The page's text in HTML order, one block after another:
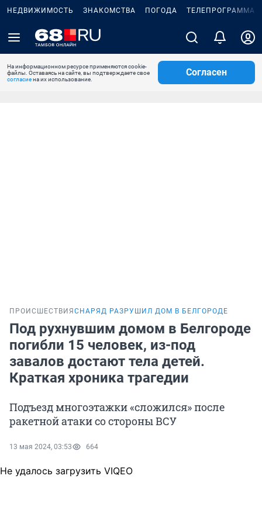
НЕДВИЖИМОСТЬ ЗНАКОМСТВА ПОГОДА ТЕЛЕПРОГРАММА
На информационном ресурсе применяются cookie-
файлы. Оставаясь на сайте, вы подтверждаете свое
согласиена их использование.
Согласен
ПРОИСШЕСТВИЯ СНАРЯД РАЗРУШИЛ ДОМ В БЕЛГОРОДЕ
Под рухнувшим домом в Белгороде
погибли 15 человек, из-под
завалов достают тела детей.
Краткая хроника трагедии
Подъезд многоэтажки «сложился» после
ракетной атаки со стороны ВСУ
13 мая 2024, 03:53 664
Не удалось загрузить VIQEO